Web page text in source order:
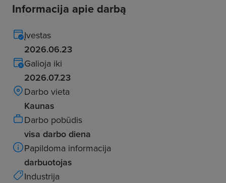
Informacija apie darbą
Įvestas
2026.06.23
Galioja iki
2026.07.23
Darbo vieta
Kaunas
Darbo pobūdis
visa darbo diena
Papildoma informacija
darbuotojas
Industrija